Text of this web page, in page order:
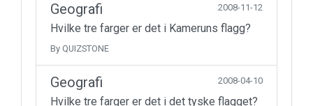
Geografi 2008-11-12
Hvilke tre farger er det i Kameruns flagg?
By QUIZSTONE
Geografi 2008-04-10
Hvilke tre farger er det i det tyske flagget?